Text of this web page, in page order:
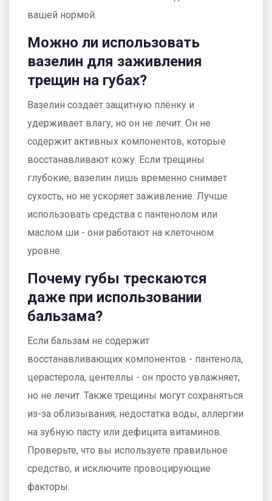
вашей нормой.
Можно ли использовать
вазелин для заживления
трещин на губах?
Вазелин создаёт защитную плёнку и
удерживает влагу, но он не лечит. Он не
содержит активных компонентов, которые
восстанавливают кожу. Если трещины
глубокие, вазелин лишь временно снимает
сухость, но не ускоряет заживление. Лучше
использовать средства с пантенолом или
маслом ши - они работают на клеточном
уровне.
Почему губы трескаются
даже при использовании
бальзама?
Если бальзам не содержит
восстанавливающих компонентов - пантенола,
церастерола, центеллы - он просто увлажняет,
но не лечит. Также трещины могут сохраняться
из-за облизывания, недостатка воды, аллергии
на зубную пасту или дефицита витаминов.
Проверьте, что вы используете правильное
средство, и исключите провоцирующие
факторы.